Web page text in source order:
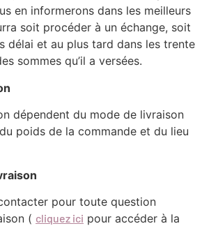
en informerons dans les meilleurs
soit procéder à un échange, soit
délai et au plus tard dans les trente
sommes qu’il a versées.
dépendent du mode de livraison
poids de la commande et du lieu
pour toute question
( cliquez ici pour accéder à la